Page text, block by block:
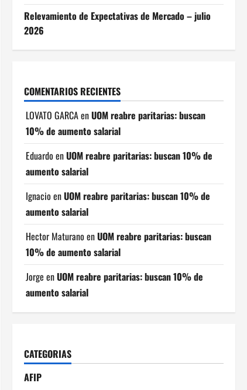
Relevamiento de Expectativas de Mercado – julio
2026
COMENTARIOS RECIENTES
LOVATO GARCAenUOM reabre paritarias: buscan
10% de aumento salarial
Eduardo enUOM reabre paritarias: buscan 10% de
aumento salarial
Ignacio enUOM reabre paritarias: buscan 10% de
aumento salarial
Hector Maturano enUOM reabre paritarias: buscan
10% de aumento salarial
Jorge enUOM reabre paritarias: buscan 10% de
aumento salarial
CATEGORIAS
AFIP